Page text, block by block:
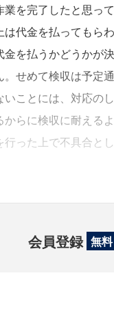
業を完了したと思っ
は代金を払ってもら
金を払うかどうかが
。せめて検収は予定
いことには、対応の
からに検収に耐える
行った上で不具合と
会員登録 無料